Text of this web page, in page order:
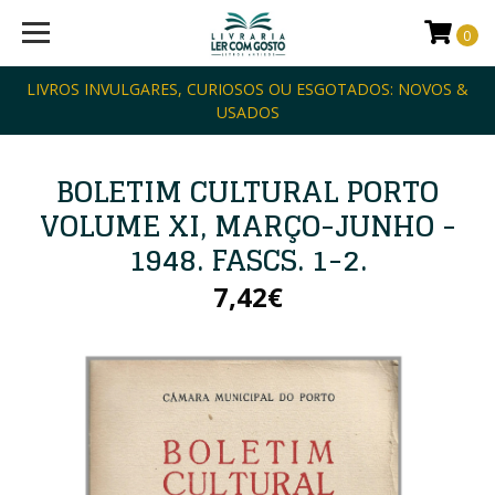
LIVROS INVULGARES, CURIOSOS OU ESGOTADOS: NOVOS &
USADOS
0
BOLETIM CULTURAL PORTO
VOLUME XI, MARÇO-JUNHO -
1948. FASCS. 1-2.
7,42€